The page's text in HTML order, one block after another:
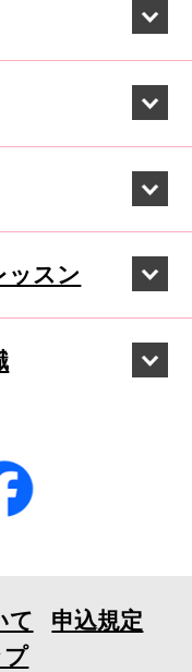
ッスン
て
申込規定